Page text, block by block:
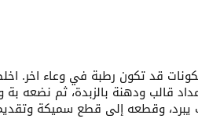
قد تكون رطبة في وعاء اخر.
قالب ودهنة بالزبدة، ثم نضعه